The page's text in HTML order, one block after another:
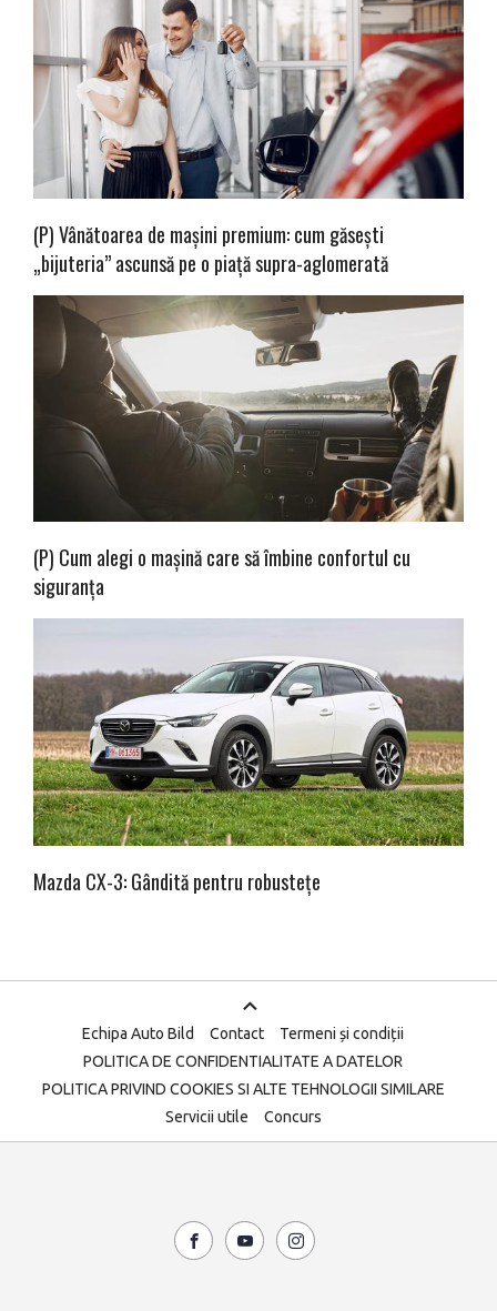
(P) Vânătoarea de mașini premium: cum găsești
„bijuteria” ascunsă pe o piață supra-aglomerată
(P) Cum alegi o mașină care să îmbine confortul cu
siguranța
Mazda CX-3: Gândită pentru robustețe
Echipa Auto Bild Contact
Termeni și condiții
POLITICA DE CONFIDENTIALITATE A DATELOR
POLITICA PRIVIND COOKIES SI ALTE TEHNOLOGII SIMILARE
Servicii utile
Concurs